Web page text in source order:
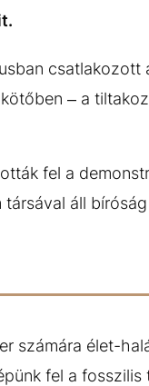
– a
fel a
áll
számára élet-
fel a